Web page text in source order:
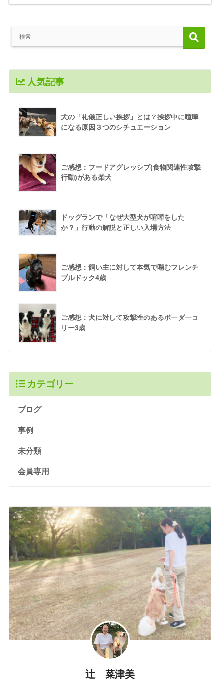
人気記事
犬の「礼儀正しい挨拶」とは？挨拶中に喧嘩
になる原因３つのシチュエーション
ご感想：フードアグレッシブ(食物関連性攻撃
行動)がある柴犬
ドッグランで「なぜ大型犬が喧嘩をした
か？」行動の解説と正しい入場方法
ご感想：飼い主に対して本気で噛むフレンチ
ブルドック4歳
ご感想：犬に対して攻撃性のあるボーダーコ
リー3歳
カテゴリー
ブログ
事例
未分類
会員専用
辻 菜津美